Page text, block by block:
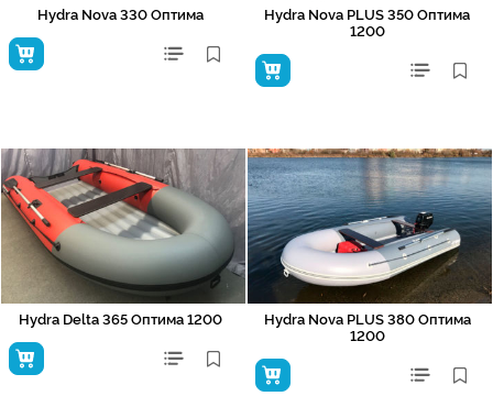
Hydra Nova 330 Оптима
Hydra Nova PLUS 350 Оптима
1200
Hydra Delta 365 Оптима 1200
Hydra Nova PLUS 380 Оптима
1200